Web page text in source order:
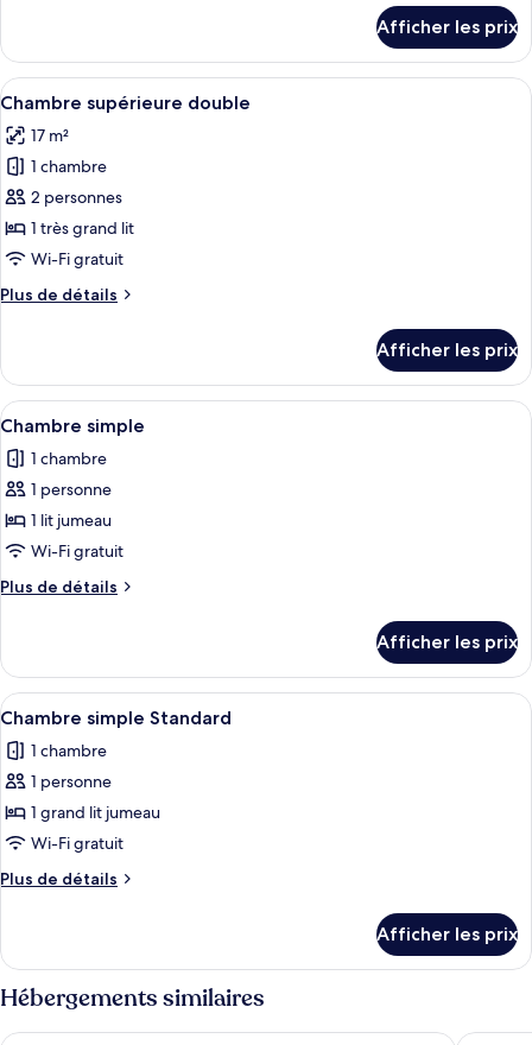
double
Chambre
classique
double
Afficher les prix
Afficher
toutes
les
photos
pour
ce
type
chambre :
double
Une chambre d’hôtel comprenant
14
Chambre supérieure double
17 m²
1 chambre
2 personnes
1 très grand lit
Wi-Fi gratuit
Plus de détails
Plus
Chambre
supérieure
double
Afficher les prix
Afficher
toutes
les
photos
pour
ce
type
de
Chambre
simple
Une chambre à coucher
4
Chambre simple
1 chambre
1 personne
1 lit jumeau
Wi-Fi gratuit
Plus de détails
Plus
Chambre
simple
Afficher les prix
Afficher
toutes
les
photos
pour
ce
type
de
Chambre
simple
Standard
Une chambre d’hôtel avec un lit
5
Chambre simple Standard
1 chambre
1 personne
1 grand lit jumeau
Wi-Fi gratuit
Plus de détails
Plus
Chambre
simple
Standard
Afficher les prix
Hébergements similaires